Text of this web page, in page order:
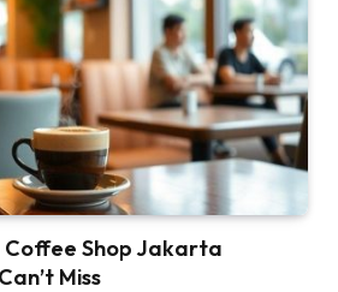
Coffee Shop Jakarta
Miss